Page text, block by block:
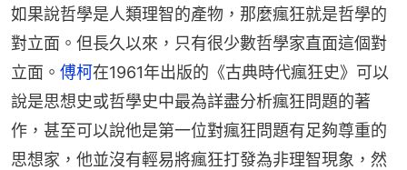
如果說哲學是人類理智的產物，那麼瘋狂就是哲學的
對立面。但長久以來，只有很少數哲學家直面這個對
立面。 傅柯在1961年出版的《古典時代瘋狂史》可以
說是思想史或哲學史中最為詳盡分析瘋狂問題的著
作，甚至可以說他是第一位對瘋狂問題有足夠尊重的
思想家，他並沒有輕易將瘋狂打發為非理智現象，然